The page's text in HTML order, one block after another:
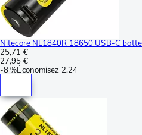
Nitecore NL1840R 18650 USB-C
25,71 €
27,95 €
-8 %Économisez 2,24